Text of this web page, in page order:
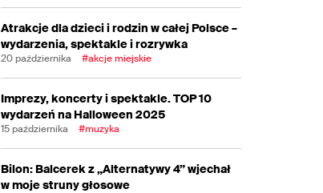
Atrakcje dla dzieci i rodzin w całej Polsce –
wydarzenia, spektakle i rozrywka
20 października #akcje miejskie
Imprezy, koncerty i spektakle. TOP 10
wydarzeń na Halloween 2025
15 października #muzyka
Bilon: Balcerek z „Alternatywy 4” wjechał
w moje struny głosowe